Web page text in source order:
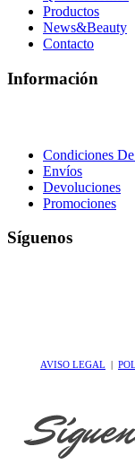
Productos
News&Beauty
Contacto
Información
Condiciones
Envíos
Devoluciones
Promociones
Síguenos
AVISO LEGAL